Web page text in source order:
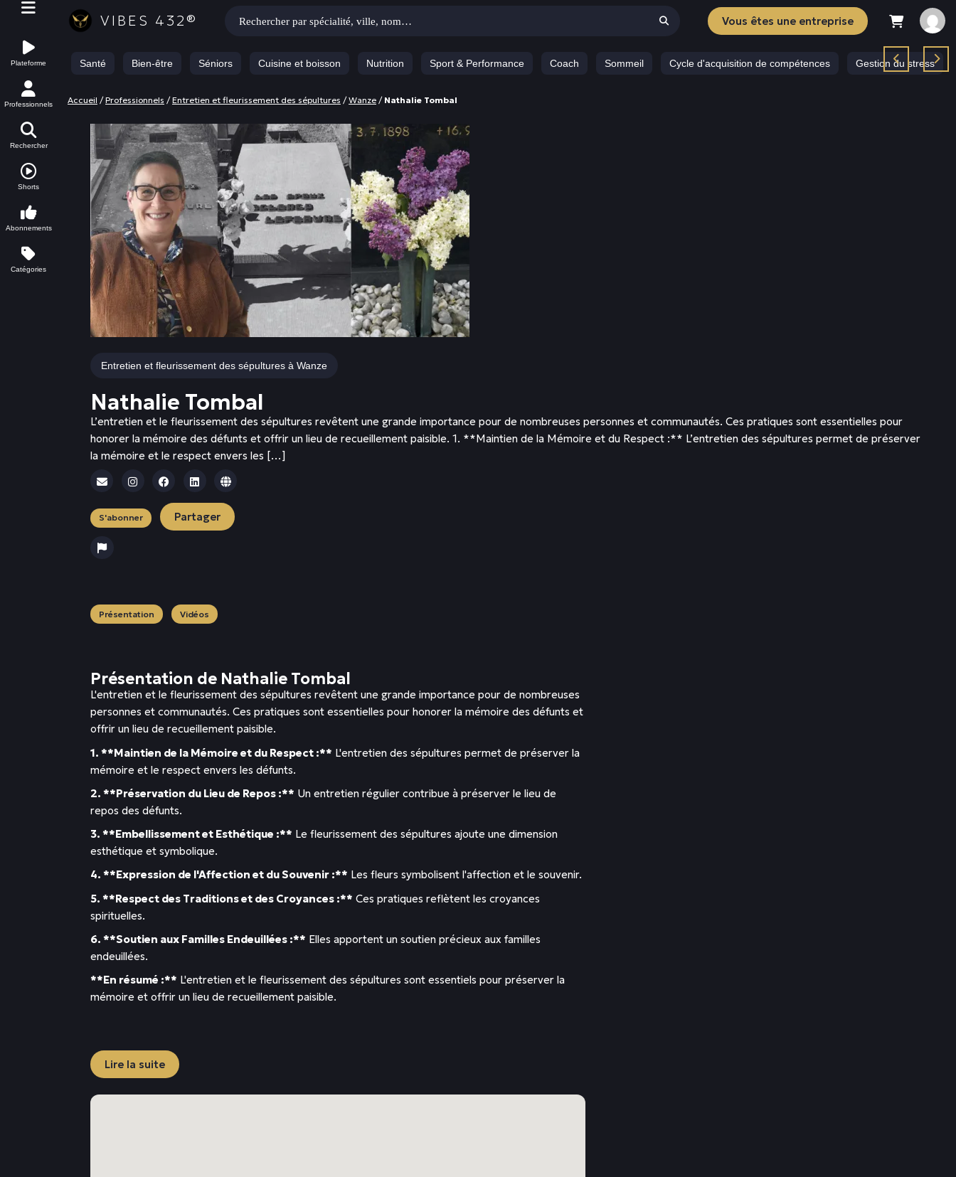
Plateforme
Professionnels
Rechercher
Shorts
Abonnements
Catégories
VIBES 432® Vous êtes une entreprise
Santé Bien-être Séniors Cuisine et boisson Nutrition Sport & Performance Coach Sommeil Cycle d'acquisition de compétences Gestion du stress
Accueil /Professionnels /Entretien et fleurissement des sépultures /Wanze / Nathalie Tombal
Entretien et fleurissement des sépultures à Wanze
Nathalie Tombal
L’entretien et le fleurissement des sépultures revêtent une grande importance pour de nombreuses personnes et communautés. Ces pratiques sont essentielles pour
honorer la mémoire des défunts et offrir un lieu de recueillement paisible. 1. **Maintien de la Mémoire et du Respect :** L’entretien des sépultures permet de préserver
la mémoire et le respect envers les […]
S'abonner Partager
Présentation Vidéos
Présentation de Nathalie Tombal
L'entretien et le fleurissement des sépultures revêtent une grande importance pour de nombreuses
personnes et communautés. Ces pratiques sont essentielles pour honorer la mémoire des défunts et
offrir un lieu de recueillement paisible.
1. **Maintien de la Mémoire et du Respect :** L'entretien des sépultures permet de préserver la
mémoire et le respect envers les défunts.
2. **Préservation du Lieu de Repos :** Un entretien régulier contribue à préserver le lieu de
repos des défunts.
3. **Embellissement et Esthétique :** Le fleurissement des sépultures ajoute une dimension
esthétique et symbolique.
4. **Expression de l'Affection et du Souvenir :** Les fleurs symbolisent l'affection et le souvenir.
5. **Respect des Traditions et des Croyances :** Ces pratiques reflètent les croyances
spirituelles.
6. **Soutien aux Familles Endeuillées :** Elles apportent un soutien précieux aux familles
endeuillées.
**En résumé :** L'entretien et le fleurissement des sépultures sont essentiels pour préserver la
mémoire et offrir un lieu de recueillement paisible.
Lire la suite